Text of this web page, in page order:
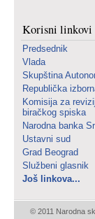
Korisni linkovi
Predsednik
Vlada
Skupština
Republička
Komisija za
biračkog spiska
Narodna banka
Ustavni sud
Grad Beograd
Službeni glasnik
Još linkova...
© 2011 Narodna